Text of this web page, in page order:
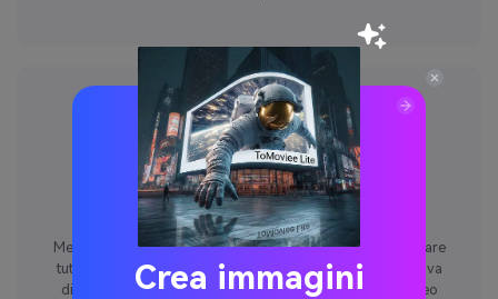
Libero di provare
Media.io offre una prova gratuita in modo da poter esplorare
tutte le sue funzionalità di twerking AI senza impegno. Prova
diversi stili di danza, pose e suggerimenti per creare video
Crea immagini